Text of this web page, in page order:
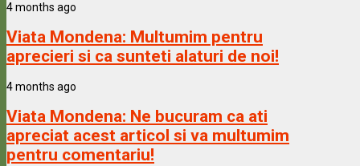
4 months ago
Viata Mondena: Multumim pentru
aprecieri si ca sunteti alaturi de noi!
4 months ago
Viata Mondena: Ne bucuram ca ati
apreciat acest articol si va multumim
pentru comentariu!